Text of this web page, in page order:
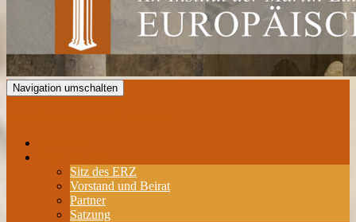
Navigation umschalten
Sitz des ERZ
Vorstand und Beirat
Partner
Satzung